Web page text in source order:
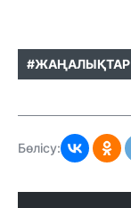
#ЖАҢАЛЫҚТАР
Бөлісу: